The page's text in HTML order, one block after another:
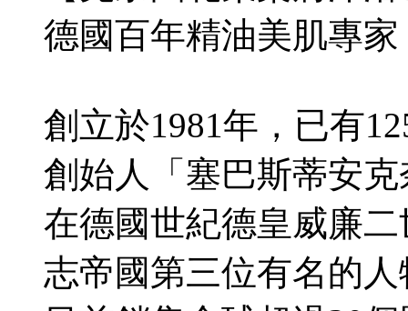
德國百年精油美肌專家
創立於1981年，已有
創始人「塞巴斯蒂安
在德國世紀德皇威廉
志帝國第三位有名的人